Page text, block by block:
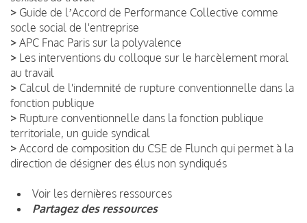
> Guide de lʼAccord de Performance Collective comme
socle social de l'entreprise
> APC Fnac Paris sur la polyvalence
> Les interventions du colloque sur le harcèlement moral
au travail
> Calcul de l'indemnité de rupture conventionnelle dans la
fonction publique
> Rupture conventionnelle dans la fonction publique
territoriale, un guide syndical
> Accord de composition du CSE de Flunch qui permet à la
direction de désigner des élus non syndiqués
Voir les dernières ressources
Partagez des ressources